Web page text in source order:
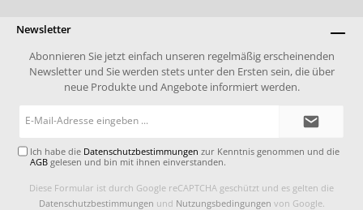
Newsletter
Abonnieren Sie jetzt einfach unseren regelmäßig erscheinenden
Newsletter und Sie werden stets unter den Ersten sein, die über
neue Produkte und Angebote informiert werden.
Ich habe die Datenschutzbestimmungen zur Kenntnis genommen und die
AGB gelesen und bin mit ihnen einverstanden.
Diese Formular ist durch Google reCAPTCHA geschützt und es gelten die
Datenschutzbestimmungen und Nutzungsbedingungen von Google.